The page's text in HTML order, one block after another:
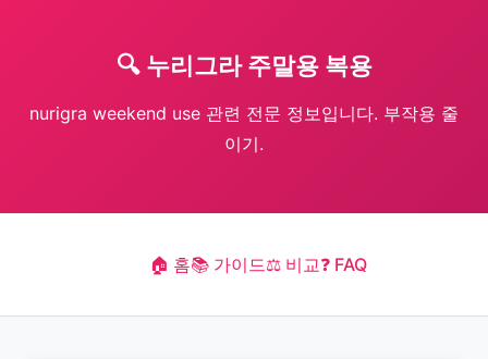
🔍 누리그라 주말용 복용
nurigra weekend use 관련 전문 정보입니다. 부작용 줄
이기.
🏠 홈📚 가이드⚖️ 비교❓ FAQ